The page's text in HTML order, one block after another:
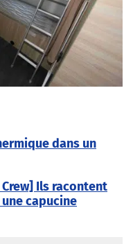
dans un
Ils racontent
capucine